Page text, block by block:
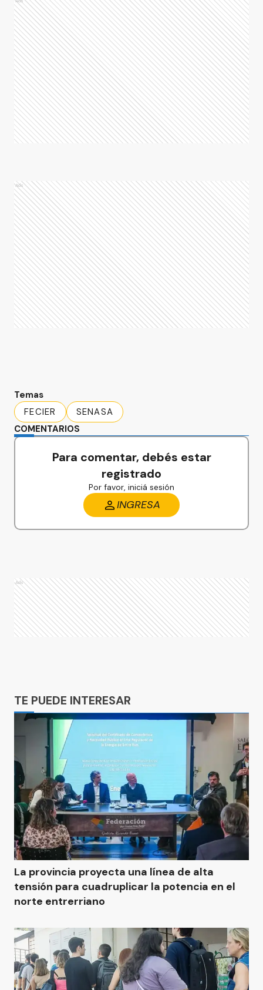
Ads
Temas
FECIER
SENASA
COMENTARIOS
Para comentar, debés estar
registrado
Por favor, iniciá sesión
INGRESA
Ads
TE PUEDE INTERESAR
La provincia proyecta una línea de alta
tensión para cuadruplicar la potencia en el
norte entrerriano